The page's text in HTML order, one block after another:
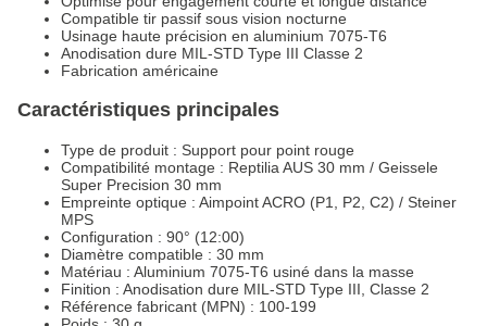
Compatible tir passif sous vision nocturne
Usinage haute précision en aluminium 7075-T6
Anodisation dure MIL-STD Type III Classe 2
Fabrication américaine
Caractéristiques principales
Type de produit : Support pour point rouge
Compatibilité montage : Reptilia AUS 30 mm / Geissele
Super Precision 30 mm
Empreinte optique : Aimpoint ACRO (P1, P2, C2) / Steiner
MPS
Configuration : 90° (12:00)
Diamètre compatible : 30 mm
Matériau : Aluminium 7075-T6 usiné dans la masse
Finition : Anodisation dure MIL-STD Type III, Classe 2
Référence fabricant (MPN) : 100-199